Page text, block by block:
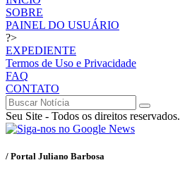
SOBRE
PAINEL DO USUÁRIO
?>
EXPEDIENTE
Termos de Uso e Privacidade
FAQ
CONTATO
Seu Site - Todos os direitos reservados.
/ Portal Juliano Barbosa